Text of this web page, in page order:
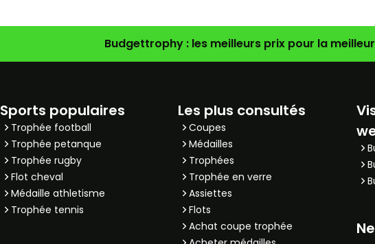
Budgettrophy : les meilleurs prix pour la
Sports populaires
Trophée football
Trophée petanque
Trophée rugby
Flot cheval
Médaille athletisme
Trophée tennis
Les plus consultés
Coupes
Médailles
Trophées
Trophée en verre
Assiettes
Flots
Achat coupe trophée